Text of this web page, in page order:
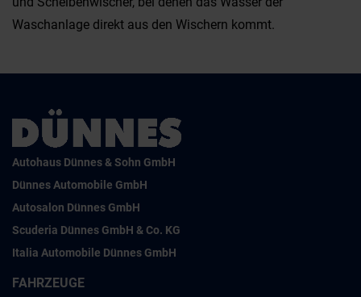
Waschanlage direkt aus den Wischern kommt.
Autohaus Dünnes & Sohn GmbH
Dünnes Automobile GmbH
Autosalon Dünnes GmbH
Scuderia Dünnes GmbH & Co. KG
Italia Automobile Dünnes GmbH
FAHRZEUGE